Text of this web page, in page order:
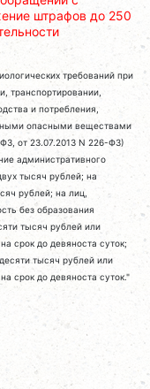
штрафов до 250
требований при
транспортировании,
и потребления,
опасными веществами
от 23.07.2013 N 226-ФЗ)
административного
тысяч рублей; на
рублей; на лиц,
без образования
тысяч рублей или
срок до девяноста суток;
тысяч рублей или
срок до девяноста суток."